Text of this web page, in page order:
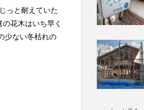
っと耐えていた
花木はいち早く
少ない冬枯れの